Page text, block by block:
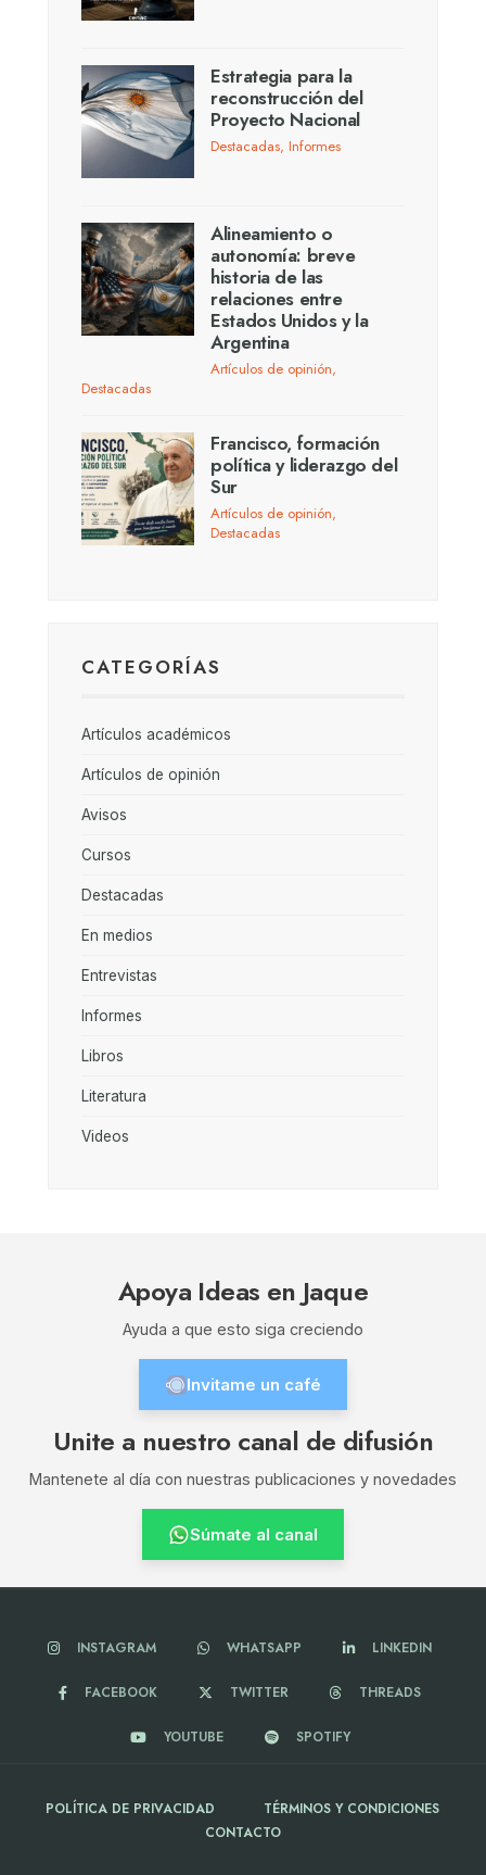
Estrategia para la
reconstrucción del
Proyecto Nacional
Destacadas, Informes
Alineamiento o
autonomía: breve
historia de las
relaciones entre
Estados Unidos y la
Argentina
Artículos de opinión,
Destacadas
Francisco, formación
política y liderazgo del
Sur
Artículos de opinión,
Destacadas
CATEGORÍAS
Artículos académicos
Artículos de opinión
Avisos
Cursos
Destacadas
En medios
Entrevistas
Informes
Libros
Literatura
Videos
Apoya Ideas en Jaque
Ayuda a que esto siga creciendo
Invitame un café
Unite a nuestro canal de difusión
Mantenete al día con nuestras publicaciones y novedades
Súmate al canal
INSTAGRAM WHATSAPP LINKEDIN
FACEBOOK TWITTER THREADS
YOUTUBE SPOTIFY
POLÍTICA DE PRIVACIDAD
TÉRMINOS Y CONDICIONES
CONTACTO